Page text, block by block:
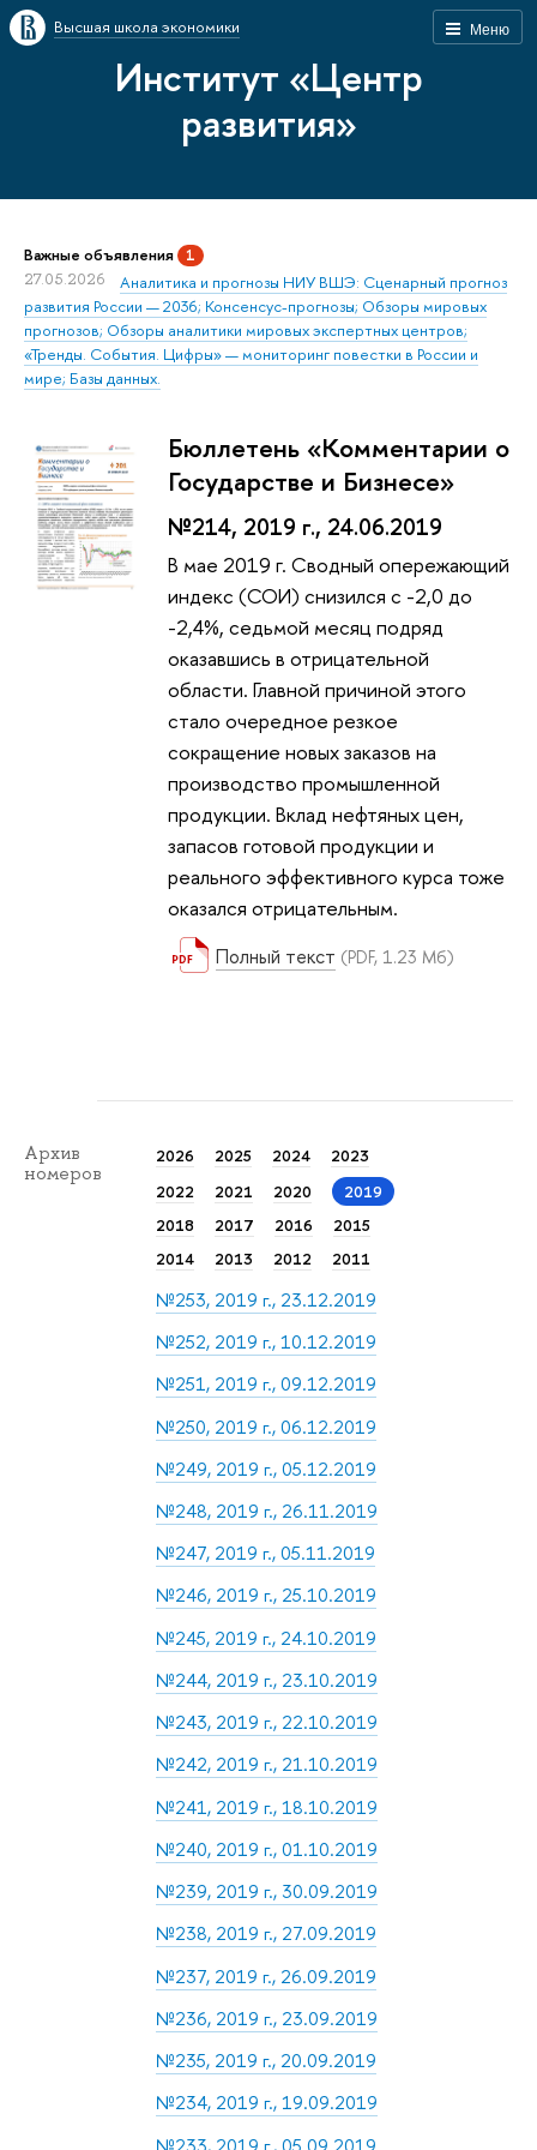
Меню
Высшая школа экономики
Институт «Центр
развития»
Важные объявления 1
27.05.2026
Аналитика и прогнозы НИУ ВШЭ: Сценарный прогноз
развития России — 2036; Консенсус-прогнозы; Обзоры мировых
прогнозов; Обзоры аналитики мировых экспертных центров;
«Тренды. События. Цифры» — мониторинг повестки в России и
мире; Базы данных.
Бюллетень «Комментарии о
Государстве и Бизнесе»
№214, 2019 г., 24.06.2019
В мае 2019 г. Сводный опережающий
индекс (СОИ) снизился с -2,0 до
-2,4%, седьмой месяц подряд
оказавшись в отрицательной
области. Главной причиной этого
стало очередное резкое
сокращение новых заказов на
производство промышленной
продукции. Вклад нефтяных цен,
запасов готовой продукции и
реального эффективного курса тоже
оказался отрицательным.
Полный текст (PDF, 1.23 Мб)
Архив
номеров
2026 2025 2024
2023
2022
2021 2020
2019
2018
2017 2016
2015
2014
2013 2012 2011
№253, 2019 г., 23.12.2019
№252, 2019 г., 10.12.2019
№251, 2019 г., 09.12.2019
№250, 2019 г., 06.12.2019
№249, 2019 г., 05.12.2019
№248, 2019 г., 26.11.2019
№247, 2019 г., 05.11.2019
№246, 2019 г., 25.10.2019
№245, 2019 г., 24.10.2019
№244, 2019 г., 23.10.2019
№243, 2019 г., 22.10.2019
№242, 2019 г., 21.10.2019
№241, 2019 г., 18.10.2019
№240, 2019 г., 01.10.2019
№239, 2019 г., 30.09.2019
№238, 2019 г., 27.09.2019
№237, 2019 г., 26.09.2019
№236, 2019 г., 23.09.2019
№235, 2019 г., 20.09.2019
№234, 2019 г., 19.09.2019